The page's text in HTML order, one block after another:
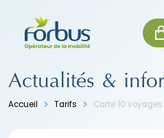
Actualités &
Accueil Tarifs Carte 10 voyages